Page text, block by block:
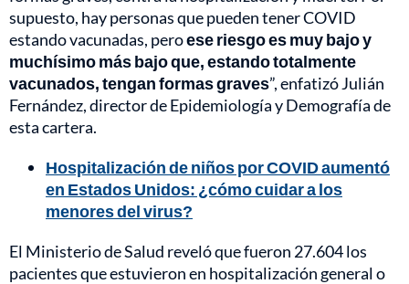
supuesto, hay personas que pueden tener COVID
estando vacunadas, peroese riesgo es muy bajo y
muchísimo más bajo que, estando totalmente
vacunados, tengan formas graves”, enfatizó Julián
Fernández, director de Epidemiología y Demografía de
esta cartera.
Hospitalización de niños por COVID aumentó
en Estados Unidos: ¿cómo cuidar a los
menores del virus?
El Ministerio de Salud reveló que fueron 27.604 los
pacientes que estuvieron en hospitalización general o